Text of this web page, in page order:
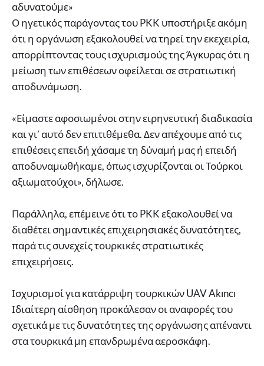
αδυνατούμε»
Ο ηγετικός παράγοντας του PKK υποστήριξε ακόμη
ότι η οργάνωση εξακολουθεί να τηρεί την εκεχειρία,
απορρίπτοντας τους ισχυρισμούς της Άγκυρας ότι η
μείωση των επιθέσεων οφείλεται σε στρατιωτική
αποδυνάμωση.
«Είμαστε αφοσιωμένοι στην ειρηνευτική διαδικασία
και γι’ αυτό δεν επιτιθέμεθα. Δεν απέχουμε από τις
επιθέσεις επειδή χάσαμε τη δύναμή μας ή επειδή
αποδυναμωθήκαμε, όπως ισχυρίζονται οι Τούρκοι
αξιωματούχοι», δήλωσε.
Παράλληλα, επέμεινε ότι το PKK εξακολουθεί να
διαθέτει σημαντικές επιχειρησιακές δυνατότητες,
παρά τις συνεχείς τουρκικές στρατιωτικές
επιχειρήσεις.
Ισχυρισμοί για κατάρριψη τουρκικών UAV Akıncı
Ιδιαίτερη αίσθηση προκάλεσαν οι αναφορές του
σχετικά με τις δυνατότητες της οργάνωσης απέναντι
στα τουρκικά μη επανδρωμένα αεροσκάφη.